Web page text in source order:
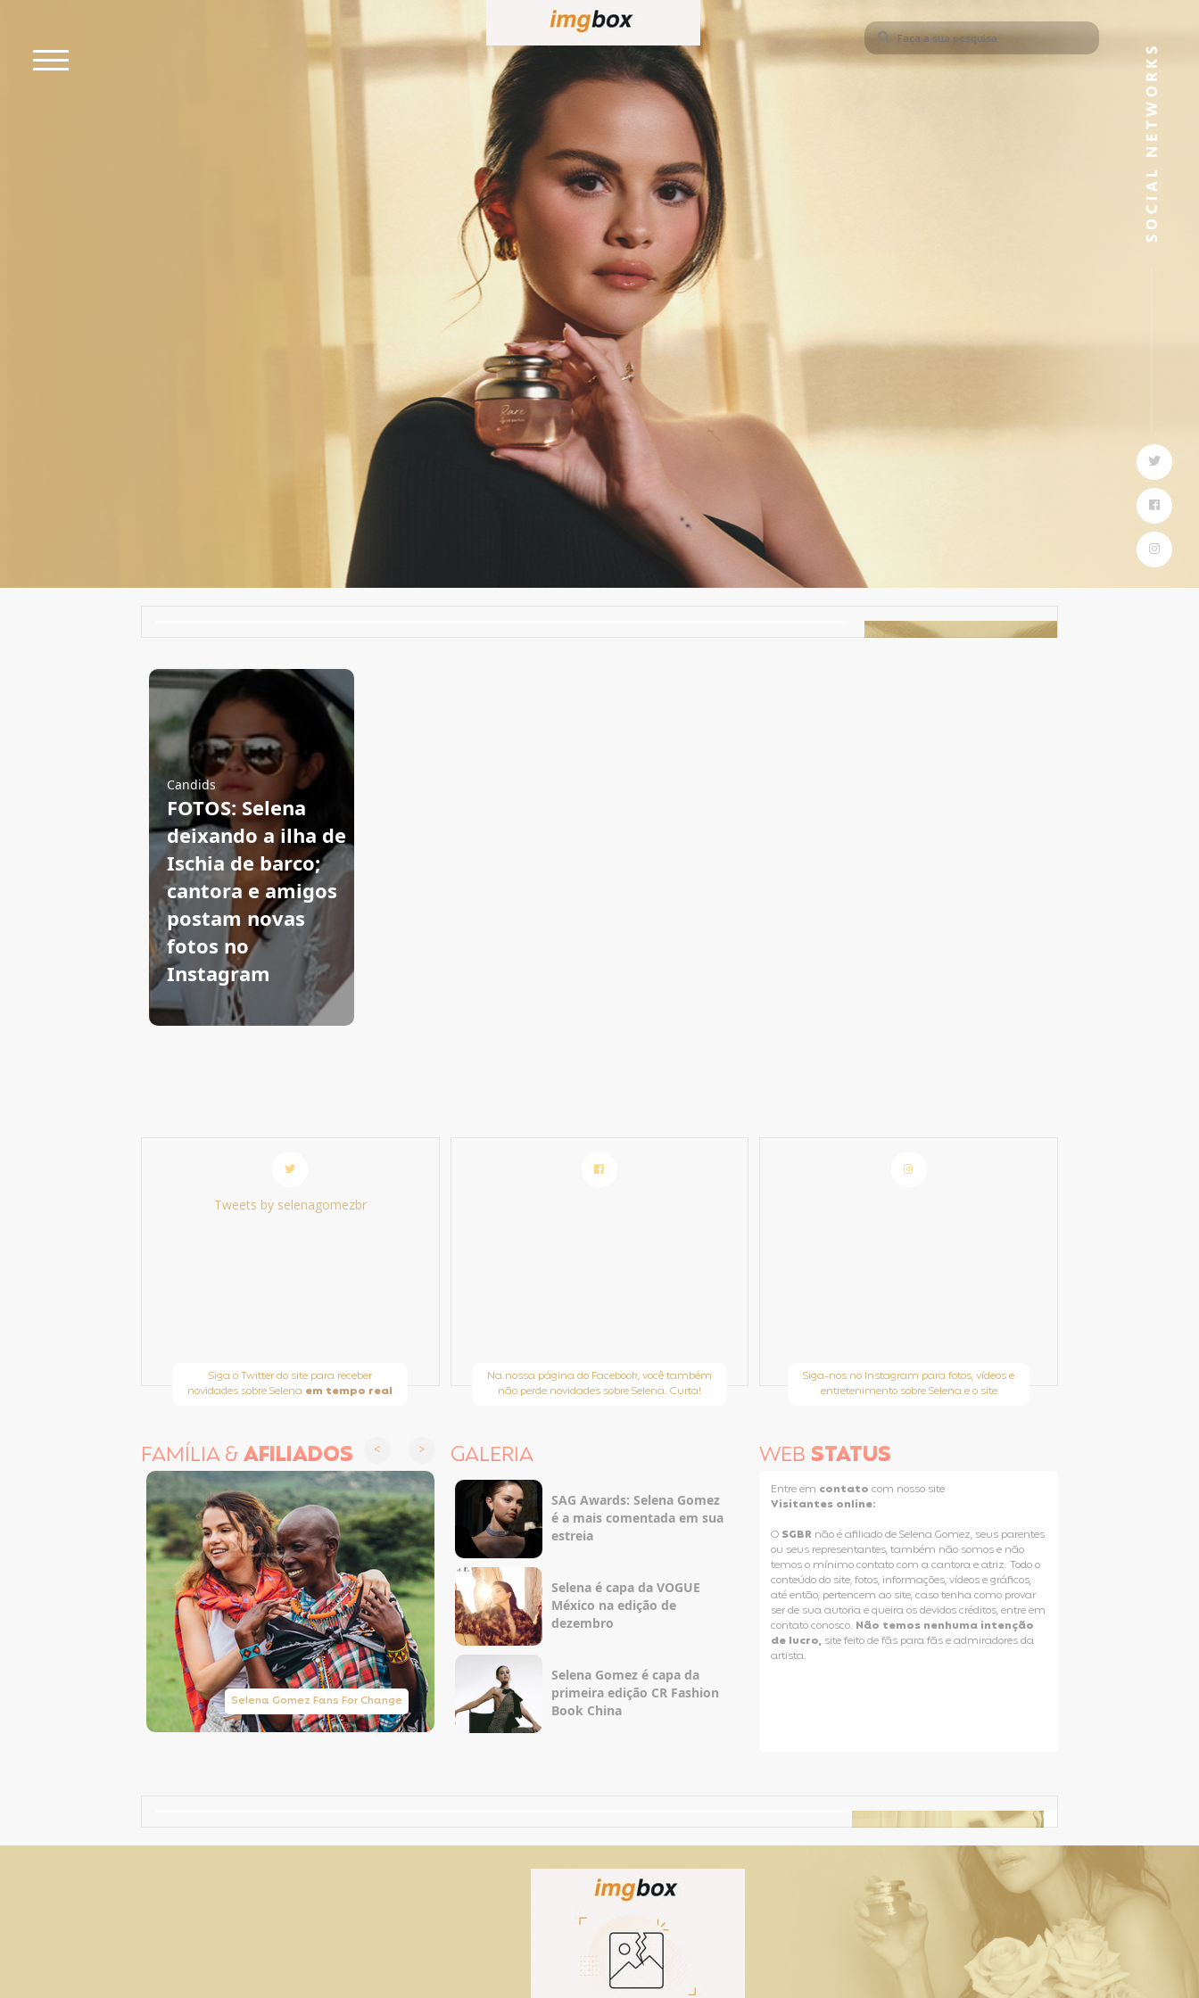
Candids
FOTOS: Selena
deixando a ilha de
Ischia de barco;
cantora e amigos
postam novas
fotos no
Instagram
Tweets by selenagomezbr
Siga o Twitter do site para receber
novidades sobre Selena em tempo real
Na nossa página do Facebook, você também
não perde novidades sobre Selena. Curta!
Siga-nos no Instagram para fotos, vídeos e
entretenimento sobre Selena e o site
FAMÍLIA &AFILIADOS
Selena Gomez Fans For Change Taylor Swift Brasil
GALERIA
SAG Awards: Selena Gomez
é a mais comentada em sua
estreia
Selena é capa da VOGUE
México na edição de
dezembro
Selena Gomez é capa da
primeira edição CR Fashion
Book China
WEB STATUS
Entre em contatocom nosso site
Visitantes online:
O SGBR não é afiliado de Selena Gomez, seus parentes
ou seus representantes, também não somos e não
temos o mínimo contato com a cantora e atriz. Todo o
conteúdo do site, fotos, informações, vídeos e gráficos,
até então, pertencem ao site, caso tenha como provar
ser de sua autoria e queira os devidos créditos, entre em
contato conosco. Não temos nenhuma intenção
de lucro, site feito de fãs para fãs e admiradores da
artista.